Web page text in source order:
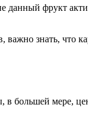
данный фрукт
знать, что
в большей мере,